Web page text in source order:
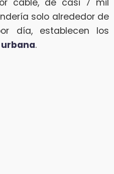
solo alrededor de
día, establecen los
.